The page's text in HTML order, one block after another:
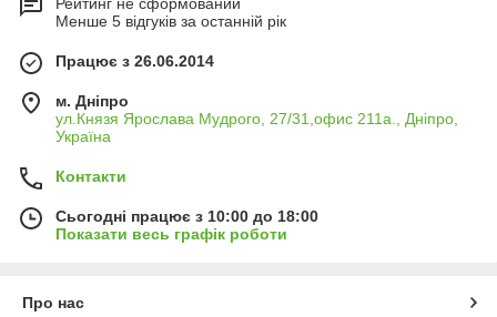
Рейтинг не сформований
Менше 5 відгуків за останній рік
Працює з 26.06.2014
м. Дніпро
ул.Князя Ярослава Мудрого, 27/31,офис 211а., Дніпро,
Україна
Контакти
Сьогодні працює з 10:00 до 18:00
Показати весь графік роботи
Про нас